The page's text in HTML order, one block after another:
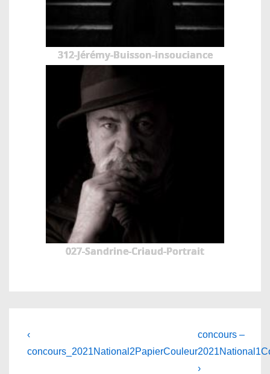
312-Jérémy-Buisson-insouciance
027-Sandrine-Criaud-Portrait
Navigation
de
Previous
Post
‹
concours_2021National2PapierCouleur
Next
Post
is
concours –
›